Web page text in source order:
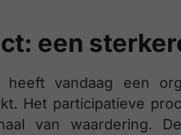
een
heeft vandaag een
Het participatieve
van waardering.